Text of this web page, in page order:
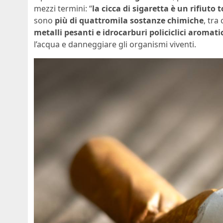
mezzi termini: “la cicca di sigaretta è un rifiuto
sono più di quattromila sostanze chimiche, tra
metalli pesanti e idrocarburi policiclici
l’acqua e danneggiare gli organismi viventi.